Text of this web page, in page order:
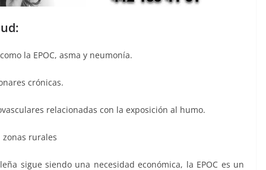
la EPOC, asma y neumonía.
crónicas.
relacionadas con la exposición al humo.
rurales
sigue siendo una necesidad económica, la EPOC es un